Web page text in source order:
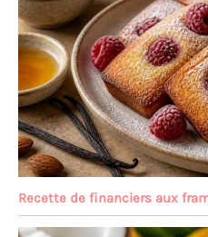
Recette de financiers aux